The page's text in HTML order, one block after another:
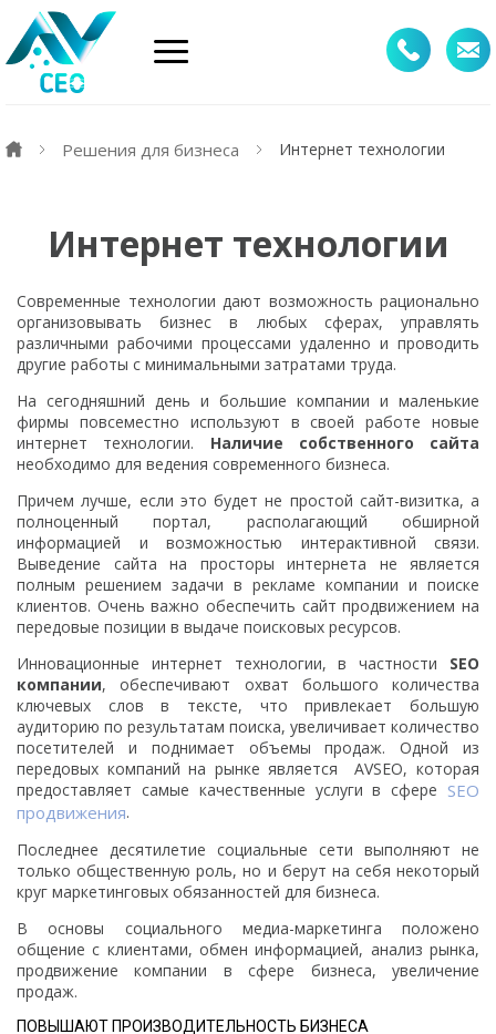
Решения для бизнеса Интернет технологии
Интернет технологии
Современные технологии дают возможность рационально
организовывать бизнес в любых сферах, управлять
различными рабочими процессами удаленно и проводить
другие работы с минимальными затратами труда.
На сегодняшний день и большие компании и маленькие
фирмы повсеместно используют в своей работе новые
интернет технологии. Наличие собственного сайта
необходимо для ведения современного бизнеса.
Причем лучше, если это будет не простой сайт-визитка, а
полноценный портал, располагающий обширной
информацией и возможностью интерактивной связи.
Выведение сайта на просторы интернета не является
полным решением задачи в рекламе компании и поиске
клиентов. Очень важно обеспечить сайт продвижением на
передовые позиции в выдаче поисковых ресурсов.
Инновационные интернет технологии, в частности SEO
компании, обеспечивают охват большого количества
ключевых слов в тексте, что привлекает большую
аудиторию по результатам поиска, увеличивает количество
посетителей и поднимает объемы продаж. Одной из
передовых компаний на рынке является AVSEO, которая
предоставляет самые качественные услуги в сфере SEO
продвижения.
Последнее десятилетие социальные сети выполняют не
только общественную роль, но и берут на себя некоторый
круг маркетинговых обязанностей для бизнеса.
В основы социального медиа-маркетинга положено
общение с клиентами, обмен информацией, анализ рынка,
продвижение компании в сфере бизнеса, увеличение
продаж.
ПОВЫШАЮТ ПРОИЗВОДИТЕЛЬНОСТЬ БИЗНЕСА